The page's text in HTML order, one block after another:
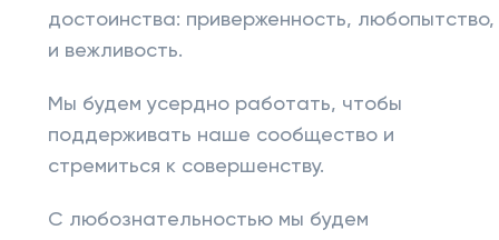
достоинства: приверженность, любопытство,
и вежливость.
Мы будем усердно работать, чтобы
поддерживать наше сообщество и
стремиться к совершенству.
С любознательностью мы будем